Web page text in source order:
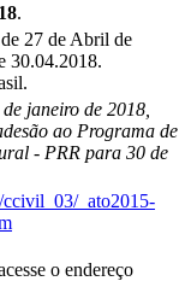
.
27 de Abril de
30.04.2018.
de janeiro de 2018,
ao Programa de
- PRR para 30 de
_ato2015-
o endereço